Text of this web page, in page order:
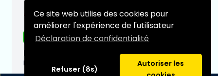
Ce site web utilise des cookies pour
améliorer l'expérience de l'utilisateur
Déclaration de confidentialité
Refuser (8s)
Autoriser les
€264,97[Sous réserve de modifications]
Livraison gratuite
Date de livraison prévue:
N/A